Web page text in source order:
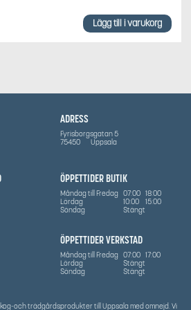
Lägg till i varukorg
ÖPPETTIDER BUTIK
Måndag till Fredag 07:00 18:00
Lördag
10:00
15:00
Söndag
Stängt
ÖPPETTIDER VERKSTAD
Måndag till Fredag 07:00 17:00
Lördag
Stängt
Söndag
Stängt
ADRESS
Fyrisborgsgatan 5
75450
Uppsala
och trädgårdsprodukter till Uppsala med omnejd. Vi